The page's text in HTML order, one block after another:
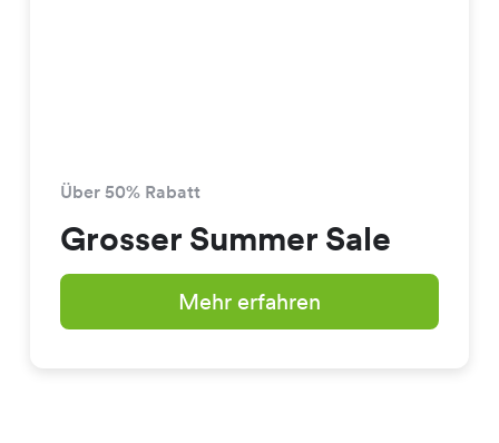
Über 50% Rabatt
Grosser Summer Sale
Mehr erfahren